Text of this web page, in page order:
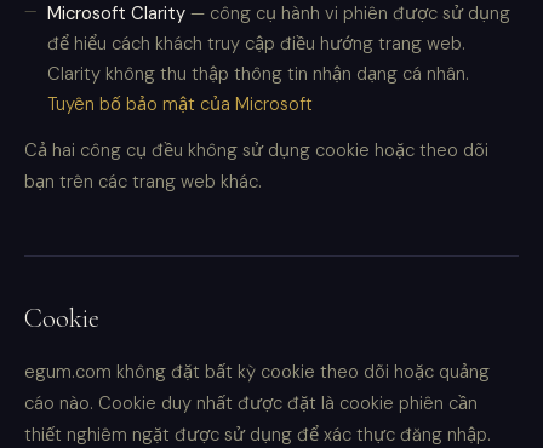
Microsoft Clarity — công cụ hành vi phiên được sử dụng
để hiểu cách khách truy cập điều hướng trang web.
Clarity không thu thập thông tin nhận dạng cá nhân.
Tuyên bố bảo mật của Microsoft
Cả hai công cụ đều không sử dụng cookie hoặc theo dõi
bạn trên các trang web khác.
Cookie
egum.com không đặt bất kỳ cookie theo dõi hoặc quảng
cáo nào. Cookie duy nhất được đặt là cookie phiên cần
thiết nghiêm ngặt được sử dụng để xác thực đăng nhập.